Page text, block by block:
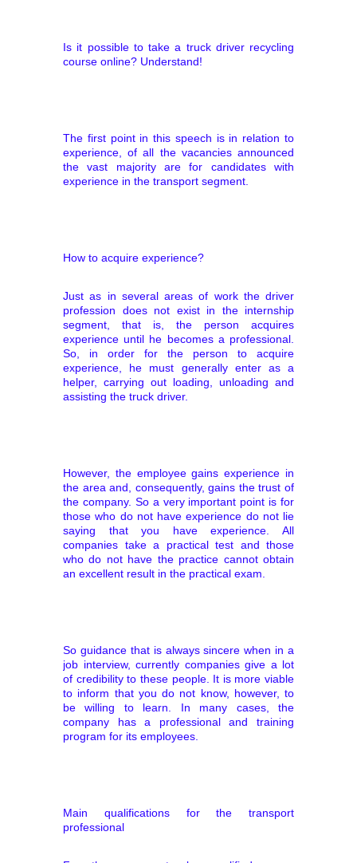
Is it possible to take a truck driver recycling
course online? Understand!
The first point in this speech is in relation to
experience, of all the vacancies announced
the vast majority are for candidates with
experience in the transport segment.
How to acquire experience?
Just as in several areas of work the driver
profession does not exist in the internship
segment, that is, the person acquires
experience until he becomes a professional.
So, in order for the person to acquire
experience, he must generally enter as a
helper, carrying out loading, unloading and
assisting the truck driver.
However, the employee gains experience in
the area and, consequently, gains the trust of
the company. So a very important point is for
those who do not have experience do not lie
saying that you have experience. All
companies take a practical test and those
who do not have the practice cannot obtain
an excellent result in the practical exam.
So guidance that is always sincere when in a
job interview, currently companies give a lot
of credibility to these people. It is more viable
to inform that you do not know, however, to
be willing to learn. In many cases, the
company has a professional and training
program for its employees.
Main qualifications for the transport
professional